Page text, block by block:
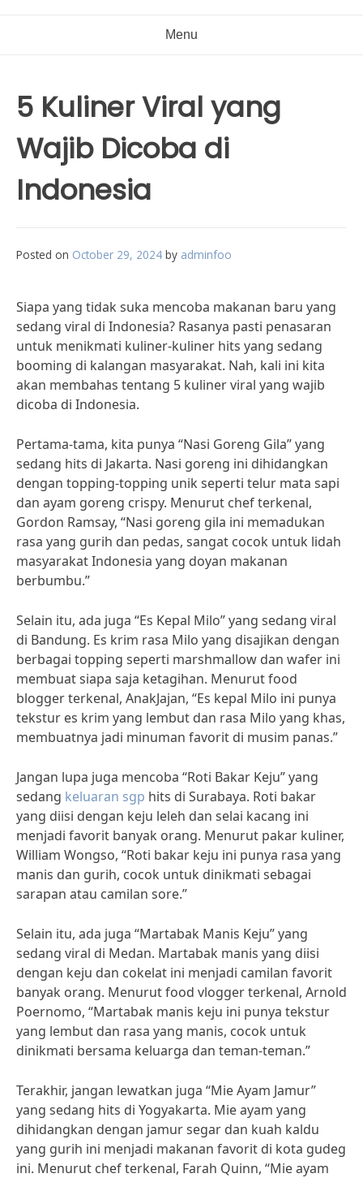
Menu
5 Kuliner Viral yang
Wajib Dicoba di
Indonesia
Posted on October 29, 2024 by adminfoo
Siapa yang tidak suka mencoba makanan baru yang
sedang viral di Indonesia? Rasanya pasti penasaran
untuk menikmati kuliner-kuliner hits yang sedang
booming di kalangan masyarakat. Nah, kali ini kita
akan membahas tentang 5 kuliner viral yang wajib
dicoba di Indonesia.
Pertama-tama, kita punya “Nasi Goreng Gila” yang
sedang hits di Jakarta. Nasi goreng ini dihidangkan
dengan topping-topping unik seperti telur mata sapi
dan ayam goreng crispy. Menurut chef terkenal,
Gordon Ramsay, “Nasi goreng gila ini memadukan
rasa yang gurih dan pedas, sangat cocok untuk lidah
masyarakat Indonesia yang doyan makanan
berbumbu.”
Selain itu, ada juga “Es Kepal Milo” yang sedang viral
di Bandung. Es krim rasa Milo yang disajikan dengan
berbagai topping seperti marshmallow dan wafer ini
membuat siapa saja ketagihan. Menurut food
blogger terkenal, AnakJajan, “Es kepal Milo ini punya
tekstur es krim yang lembut dan rasa Milo yang khas,
membuatnya jadi minuman favorit di musim panas.”
Jangan lupa juga mencoba “Roti Bakar Keju” yang
sedang keluaran sgp hits di Surabaya. Roti bakar
yang diisi dengan keju leleh dan selai kacang ini
menjadi favorit banyak orang. Menurut pakar kuliner,
William Wongso, “Roti bakar keju ini punya rasa yang
manis dan gurih, cocok untuk dinikmati sebagai
sarapan atau camilan sore.”
Selain itu, ada juga “Martabak Manis Keju” yang
sedang viral di Medan. Martabak manis yang diisi
dengan keju dan cokelat ini menjadi camilan favorit
banyak orang. Menurut food vlogger terkenal, Arnold
Poernomo, “Martabak manis keju ini punya tekstur
yang lembut dan rasa yang manis, cocok untuk
dinikmati bersama keluarga dan teman-teman.”
Terakhir, jangan lewatkan juga “Mie Ayam Jamur”
yang sedang hits di Yogyakarta. Mie ayam yang
dihidangkan dengan jamur segar dan kuah kaldu
yang gurih ini menjadi makanan favorit di kota gudeg
ini. Menurut chef terkenal, Farah Quinn, “Mie ayam